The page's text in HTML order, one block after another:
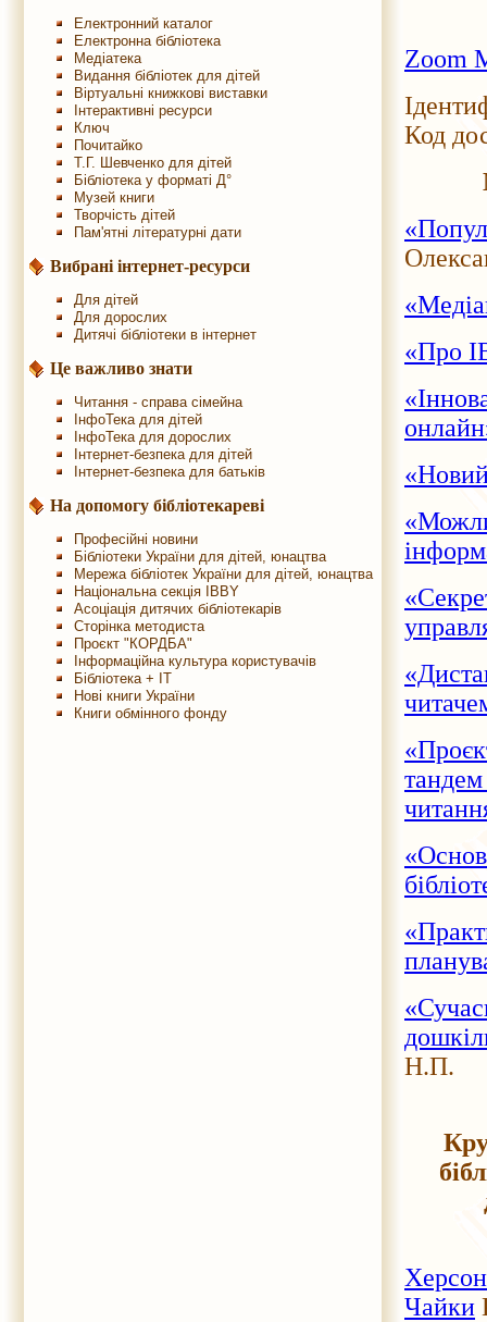
Електронний каталог
Електронна бібліотека
Медіатека
Видання бібліотек для дітей
Віртуальні книжкові виставки
Інтерактивні ресурси
Ключ
Почитайко
Т.Г. Шевченко для дітей
Бібліотека у форматі Д°
Музей книги
Творчість дітей
Пам'ятні літературні дати
Вибрані інтернет-ресурси
Для дітей
Для дорослих
Дитячі бібліотеки в інтернет
Це важливо знати
Читання - справа сімейна
ІнфоТека для дітей
ІнфоТека для дорослих
Інтернет-безпека для дітей
Інтернет-безпека для батьків
На допомогу бібліотекареві
Професійні новини
Бібліотеки України для дітей, юнацтва
Мережа бібліотек України для дітей, юнацтва
Національна секція IBBY
Асоціація дитячих бібліотекарів
Сторінка методиста
Проєкт "КОРДБА"
Інформаційна культура користувачів
Бібліотека + IT
Нові книги України
Книги обмінного фонду
Zoom
Код
«Про
«Новий
Н.П.
Чайки